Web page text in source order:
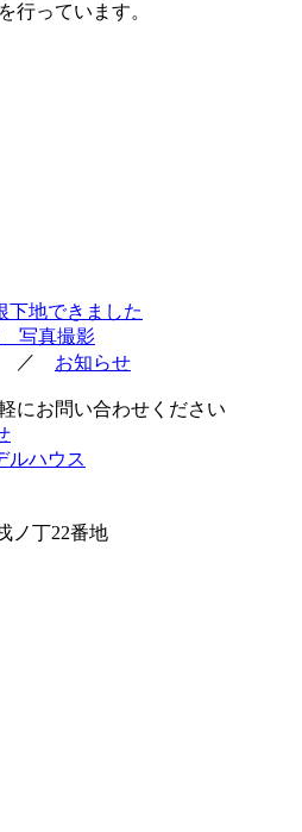
行っています。
地できました
写真撮影
／ お知らせ
にお問い合わせください
ルハウス
ノ丁22番地